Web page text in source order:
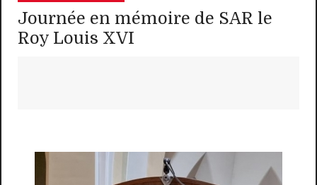
Journée en mémoire de SAR le
Roy Louis XVI